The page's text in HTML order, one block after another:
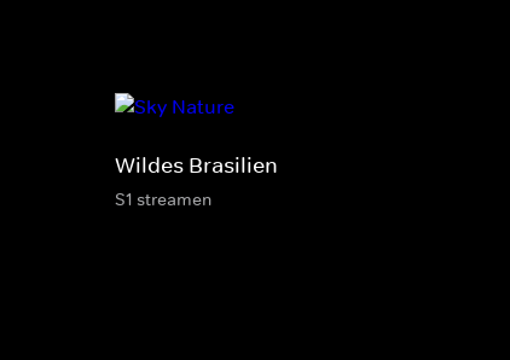
Wildes Brasilien
S1 streamen